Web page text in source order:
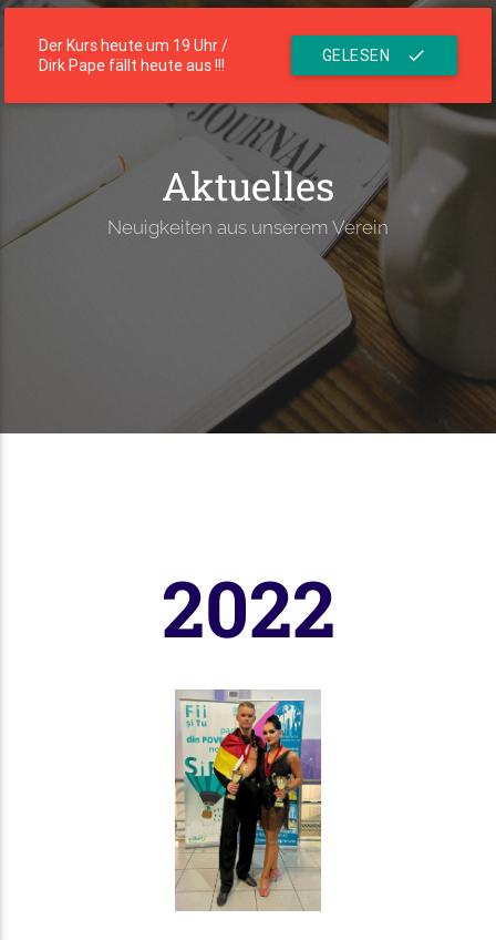
Der Kurs heute um 19 Uhr /
Dirk Pape fällt heute aus !!!
GELESEN check
Die Residenz
menu
Aktuelles
Neuigkeiten aus unserem Verein
2022